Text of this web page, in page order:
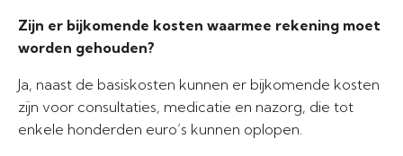
Zijn er bijkomende kosten waarmee rekening moet
worden gehouden?
Ja, naast de basiskosten kunnen er bijkomende kosten
zijn voor consultaties, medicatie en nazorg, die tot
enkele honderden euro’s kunnen oplopen.